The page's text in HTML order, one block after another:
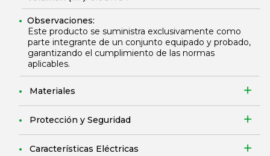
Observaciones:
Este producto se suministra exclusivamente como
parte integrante de un conjunto equipado y probado,
garantizando el cumplimiento de las normas
aplicables.
Materiales
Protección y Seguridad
Características Eléctricas